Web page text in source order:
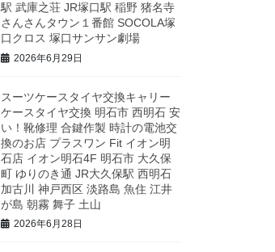
駅 武庫之荘 JR塚口駅 稲野 猪名寺
さんさんタウン１番館 SOCOLA塚
口クロス 塚口サンサン劇場
2026年6月29日
スーツケースタイヤ交換キャリー
ケースタイヤ交換 明石市 西明石 安
い！靴修理 合鍵作製 時計の電池交
換のお店 プラスワン Fit イオン明
石店 イオン明石4F 明石市 大久保
町 ゆりのき通 JR大久保駅 西明石
加古川 神戸西区 淡路島 魚住 江井
が島 朝霧 舞子 土山
2026年6月28日